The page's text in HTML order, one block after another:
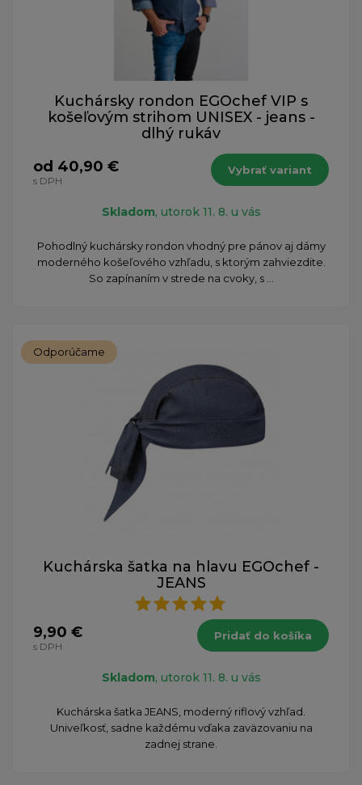
Kuchársky rondon EGOchef VIP s
košeľovým strihom UNISEX - jeans -
dlhý rukáv
od 40,90 €
s DPH
Vybrať variant
Skladom, utorok 11. 8. u vás
Pohodlný kuchársky rondon vhodný pre pánov aj dámy
moderného košeľového vzhľadu, s ktorým zahviezdite.
So zapínaním v strede na cvoky, s ...
Odporúčame
Kuchárska šatka na hlavu EGOchef -
JEANS
9,90 €
s DPH
Pridať do košíka
Skladom, utorok 11. 8. u vás
Kuchárska šatka JEANS, moderný riflový vzhľad.
Univeľkosť, sadne každému vďaka zaväzovaniu na
zadnej strane.